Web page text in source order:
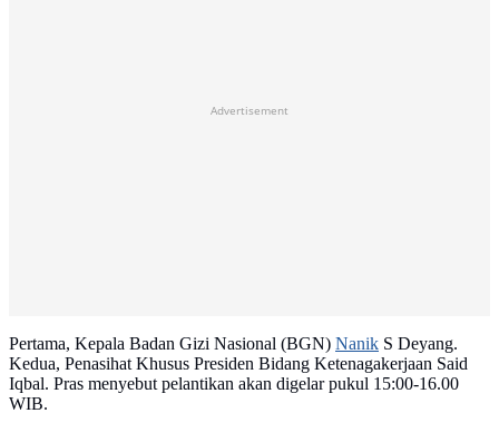
Advertisement
Pertama, Kepala Badan Gizi Nasional (BGN) Nanik S Deyang.
Kedua, Penasihat Khusus Presiden Bidang Ketenagakerjaan Said
Iqbal. Pras menyebut pelantikan akan digelar pukul 15:00-16.00
WIB.